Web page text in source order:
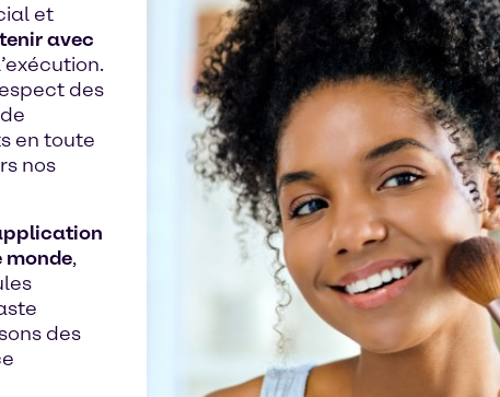
et
avec
des
en toute
nos
monde,
des